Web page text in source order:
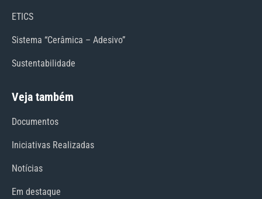
ETICS
Sistema “Cerâmica – Adesivo”
Sustentabilidade
Veja também
Documentos
Iniciativas Realizadas
Notícias
Em destaque